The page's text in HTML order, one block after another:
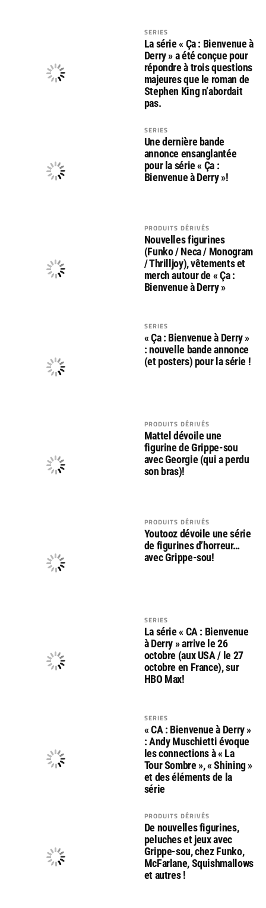
SERIES
La série « Ça : Bienvenue à
Derry » a été conçue pour
répondre à trois questions
majeures que le roman de
Stephen King n’abordait
pas.
SERIES
Une dernière bande
annonce ensanglantée
pour la série « Ça :
Bienvenue à Derry »!
PRODUITS DÉRIVÉS
Nouvelles figurines
(Funko / Neca / Monogram
/ Thrilljoy), vêtements et
merch autour de « Ça :
Bienvenue à Derry »
SERIES
« Ça : Bienvenue à Derry »
: nouvelle bande annonce
(et posters) pour la série !
PRODUITS DÉRIVÉS
Mattel dévoile une
figurine de Grippe-sou
avec Georgie (qui a perdu
son bras)!
PRODUITS DÉRIVÉS
Youtooz dévoile une série
de figurines d’horreur…
avec Grippe-sou!
SERIES
La série « CA : Bienvenue
à Derry » arrive le 26
octobre (aux USA / le 27
octobre en France), sur
HBO Max!
SERIES
« CA : Bienvenue à Derry »
: Andy Muschietti évoque
les connections à « La
Tour Sombre », « Shining »
et des éléments de la
série
PRODUITS DÉRIVÉS
De nouvelles figurines,
peluches et jeux avec
Grippe-sou, chez Funko,
McFarlane, Squishmallows
et autres !